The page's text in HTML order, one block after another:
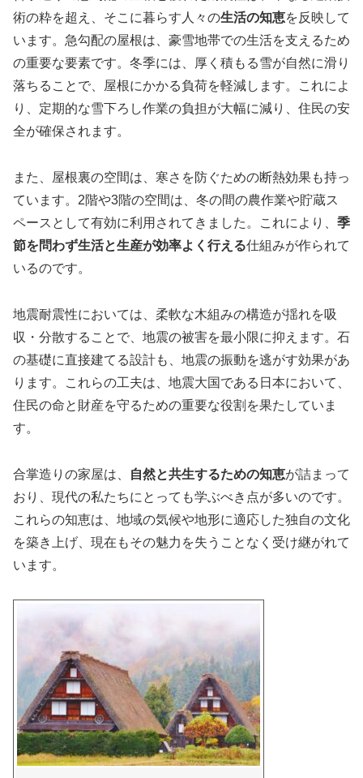
術の粋を超え、そこに暮らす人々の生活の知恵を反映して
います。急勾配の屋根は、豪雪地帯での生活を支えるため
の重要な要素です。冬季には、厚く積もる雪が自然に滑り
落ちることで、屋根にかかる負荷を軽減します。これによ
り、定期的な雪下ろし作業の負担が大幅に減り、住民の安
全が確保されます。
また、屋根裏の空間は、寒さを防ぐための断熱効果も持っ
ています。2階や3階の空間は、冬の間の農作業や貯蔵ス
ペースとして有効に利用されてきました。これにより、 季
節を問わず生活と生産が効率よく行える仕組みが作られて
いるのです。
地震耐震性においては、柔軟な木組みの構造が揺れを吸
収・分散することで、地震の被害を最小限に抑えます。石
の基礎に直接建てる設計も、地震の振動を逃がす効果があ
ります。これらの工夫は、地震大国である日本において、
住民の命と財産を守るための重要な役割を果たしていま
す。
合掌造りの家屋は、 自然と共生するための知恵が詰まって
おり、現代の私たちにとっても学ぶべき点が多いのです。
これらの知恵は、地域の気候や地形に適応した独自の文化
を築き上げ、現在もその魅力を失うことなく受け継がれて
います。